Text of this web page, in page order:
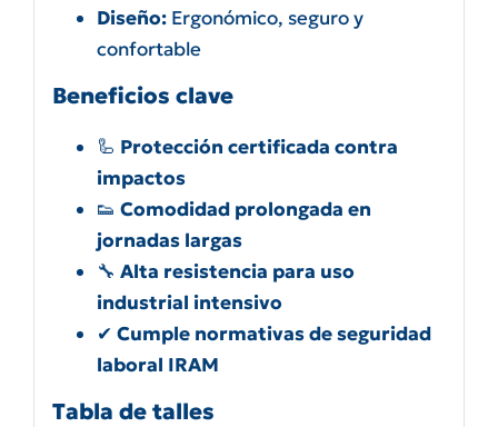
Diseño:Ergonómico, seguro y
confortable
Beneficios clave
🦾 Protección certificada contra
impactos
👟 Comodidad prolongada en
jornadas largas
🔧 Alta resistencia para uso
industrial intensivo
✔ Cumple normativas de seguridad
laboral IRAM
Tabla de talles